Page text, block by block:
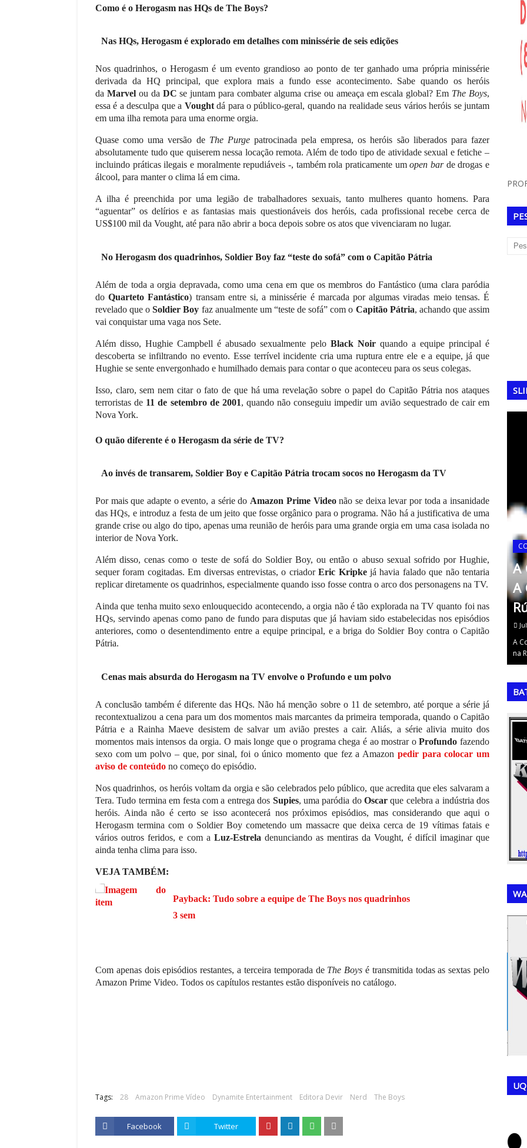
Como é o Herogasm nas HQs de The Boys?
Nas HQs, Herogasm é explorado em detalhes com minissérie de seis edições
Nos quadrinhos, o Herogasm é um evento grandioso ao ponto de ter ganhado uma própria minissérie
derivada da HQ principal, que explora mais a fundo esse acontecimento. Sabe quando os heróis
da Marvelou da DCse juntam para combater alguma crise ou ameaça em escala global? Em The Boys,
essa é a desculpa que a Voughtdá para o público-geral, quando na realidade seus vários heróis se juntam
em uma ilha remota para uma enorme orgia.
Quase como uma versão de The Purge patrocinada pela empresa, os heróis são liberados para fazer
absolutamente tudo que quiserem nessa locação remota. Além de todo tipo de atividade sexual e fetiche –
incluindo práticas ilegais e moralmente repudiáveis -, também rola praticamente umopen barde drogas e
álcool, para manter o clima lá em cima.
A ilha é preenchida por uma legião de trabalhadores sexuais, tanto mulheres quanto homens. Para
“aguentar” os delírios e as fantasias mais questionáveis dos heróis, cada profissional recebe cerca de
US$100 mil da Vought, até para não abrir a boca depois sobre os atos que vivenciaram no lugar.
No Herogasm dos quadrinhos, Soldier Boy faz “teste do sofá” com o Capitão Pátria
Além de toda a orgia depravada, como uma cena em que os membros do Fantástico (uma clara paródia
doQuarteto Fantástico) transam entre si, a minissérie é marcada por algumas viradas meio tensas. É
revelado que oSoldier Boy faz anualmente um “teste de sofá” com o Capitão Pátria, achando que assim
vai conquistar uma vaga nos Sete.
Além disso, Hughie Campbell é abusado sexualmente pelo Black Noirquando a equipe principal é
descoberta se infiltrando no evento. Esse terrível incidente cria uma ruptura entre ele e a equipe, já que
Hughie se sente envergonhado e humilhado demais para contar o que aconteceu para os seus colegas.
Isso, claro, sem nem citar o fato de que há uma revelação sobre o papel do Capitão Pátria nos ataques
terroristas de 11 de setembro de 2001, quando não conseguiu impedir um avião sequestrado de cair em
Nova York.
O quão diferente é o Herogasm da série de TV?
Ao invés de transarem, Soldier Boy e Capitão Pátria trocam socos no Herogasm da TV
Por mais que adapte o evento, a série do Amazon Prime Videonão se deixa levar por toda a insanidade
das HQs, e introduz a festa de um jeito que fosse orgânico para o programa. Não há a justificativa de uma
grande crise ou algo do tipo, apenas uma reunião de heróis para uma grande orgia em uma casa isolada no
interior de Nova York.
Além disso, cenas como o teste de sofá do Soldier Boy, ou então o abuso sexual sofrido por Hughie,
sequer foram cogitadas. Em diversas entrevistas, o criadorEric Kripkejá havia falado que não tentaria
replicar diretamente os quadrinhos, especialmente quando isso fosse contra o arco dos personagens na TV.
Ainda que tenha muito sexo enlouquecido acontecendo, a orgia não é tão explorada na TV quanto foi nas
HQs, servindo apenas como pano de fundo para disputas que já haviam sido estabelecidas nos episódios
anteriores, como o desentendimento entre a equipe principal, e a briga do Soldier Boy contra o Capitão
Pátria.
Cenas mais absurda do Herogasm na TV envolve o Profundo e um polvo
A conclusão também é diferente das HQs. Não há menção sobre o 11 de setembro, até porque a série já
recontextualizou a cena para um dos momentos mais marcantes da primeira temporada, quando o Capitão
Pátria e a Rainha Maeve desistem de salvar um avião prestes a cair. Aliás, a série alivia muito dos
momentos mais intensos da orgia. O mais longe que o programa chega é ao mostrar oProfundo fazendo
sexo com um polvo – que, por sinal, foi o único momento que fez a Amazon pedir para colocar um
aviso de conteúdo no começo do episódio.
Nos quadrinhos, os heróis voltam da orgia e são celebrados pelo público, que acredita que eles salvaram a
Tera. Tudo termina em festa com a entrega dos Supies, uma paródia doOscar que celebra a indústria dos
heróis. Ainda não é certo se isso acontecerá nos próximos episódios, mas considerando que aqui o
Herogasm termina com o Soldier Boy cometendo um massacre que deixa cerca de 19 vítimas fatais e
vários outros feridos, e com a Luz-Estrela denunciando as mentiras da Vought, é difícil imaginar que
ainda tenha clima para isso.
VEJA TAMBÉM:
Payback: Tudo sobre a equipe de The Boys nos quadrinhos
3 sem
Com apenas dois episódios restantes, a terceira temporada de The Boys é transmitida todas as sextas pelo
Amazon Prime Video. Todos os capítulos restantes estão disponíveis no catálogo.
Tags: 28 Amazon Prime Vídeo Dynamite Entertainment Editora Devir Nerd The Boys
Facebook Twitter
Mundo de 1974:
da Alemanha
de 1974: O Futebol Total e a
FERRAMENTAS DA QUALIDADE
Matriz SWOT (ou FOFA, em
português)
July 17, 2026
A Copa do Mundo de 2022:
O Triunfo da Argentina e a
Consagração de Messi
July 14, 2026
A
A
A
na